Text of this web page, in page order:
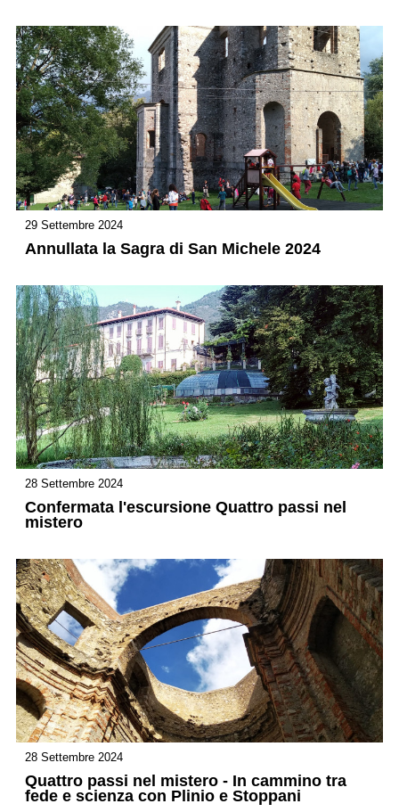
29 Settembre 2024
Annullata la Sagra di San Michele 2024
28 Settembre 2024
Confermata l'escursione Quattro passi nel
mistero
28 Settembre 2024
Quattro passi nel mistero - In cammino tra
fede e scienza con Plinio e Stoppani